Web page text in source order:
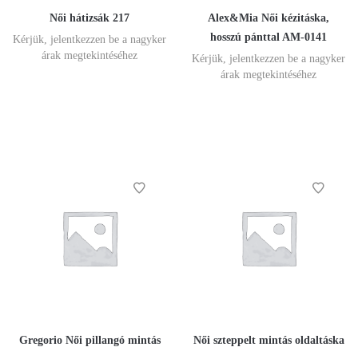
Női hátizsák 217
Kérjük, jelentkezzen be a nagyker
árak megtekintéséhez
Alex&Mia Női kézitáska,
hosszú pánttal AM-0141
Kérjük, jelentkezzen be a nagyker
árak megtekintéséhez
Gregorio Női pillangó mintás
Női szteppelt mintás oldaltáska